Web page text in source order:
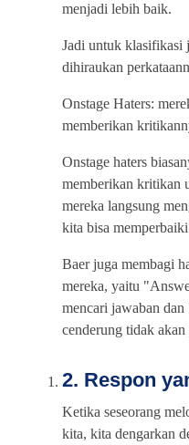
menjadi lebih baik.
Jadi untuk klasifikasi
dihiraukan
Onstage Haters:
memberikan
Onstage haters
memberikan kritikan
mereka langsung
kita bisa
Baer juga membagi
mereka, yaitu
mencari jawaban
cenderung tidak akan
2. Respon
Ketika seseorang
kita, kita dengarkan